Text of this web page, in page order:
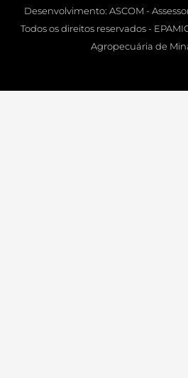
Desenvolvimento: ASCOM -
Todos os direitos reservados -
Agropecuária de